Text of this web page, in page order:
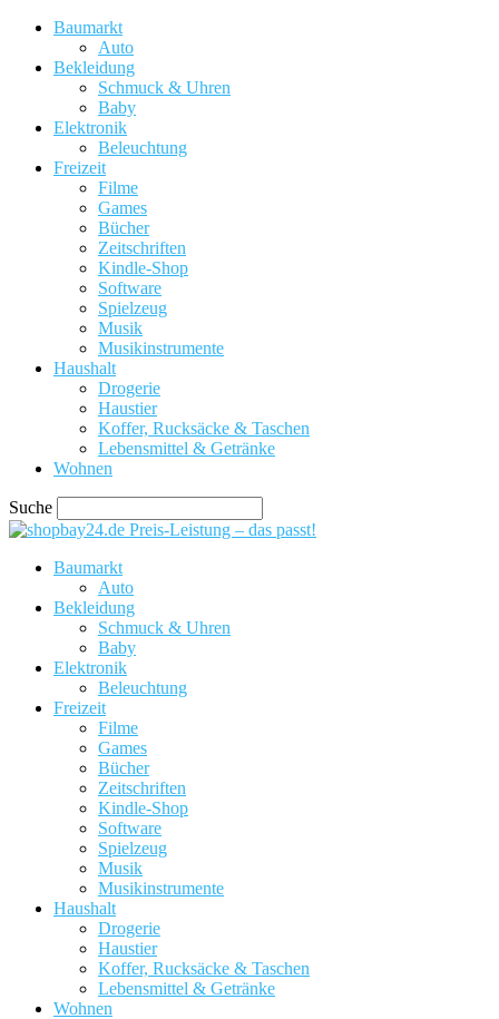
Baumarkt
Auto
Bekleidung
Schmuck & Uhren
Baby
Elektronik
Beleuchtung
Freizeit
Filme
Games
Bücher
Zeitschriften
Kindle-Shop
Software
Spielzeug
Musik
Musikinstrumente
Haushalt
Drogerie
Haustier
Koffer, Rucksäcke & Taschen
Lebensmittel & Getränke
Wohnen
Suche
Preis-Leistung – das passt!
Baumarkt
Auto
Bekleidung
Schmuck & Uhren
Baby
Elektronik
Beleuchtung
Freizeit
Filme
Games
Bücher
Zeitschriften
Kindle-Shop
Software
Spielzeug
Musik
Musikinstrumente
Haushalt
Drogerie
Haustier
Koffer, Rucksäcke & Taschen
Lebensmittel & Getränke
Wohnen